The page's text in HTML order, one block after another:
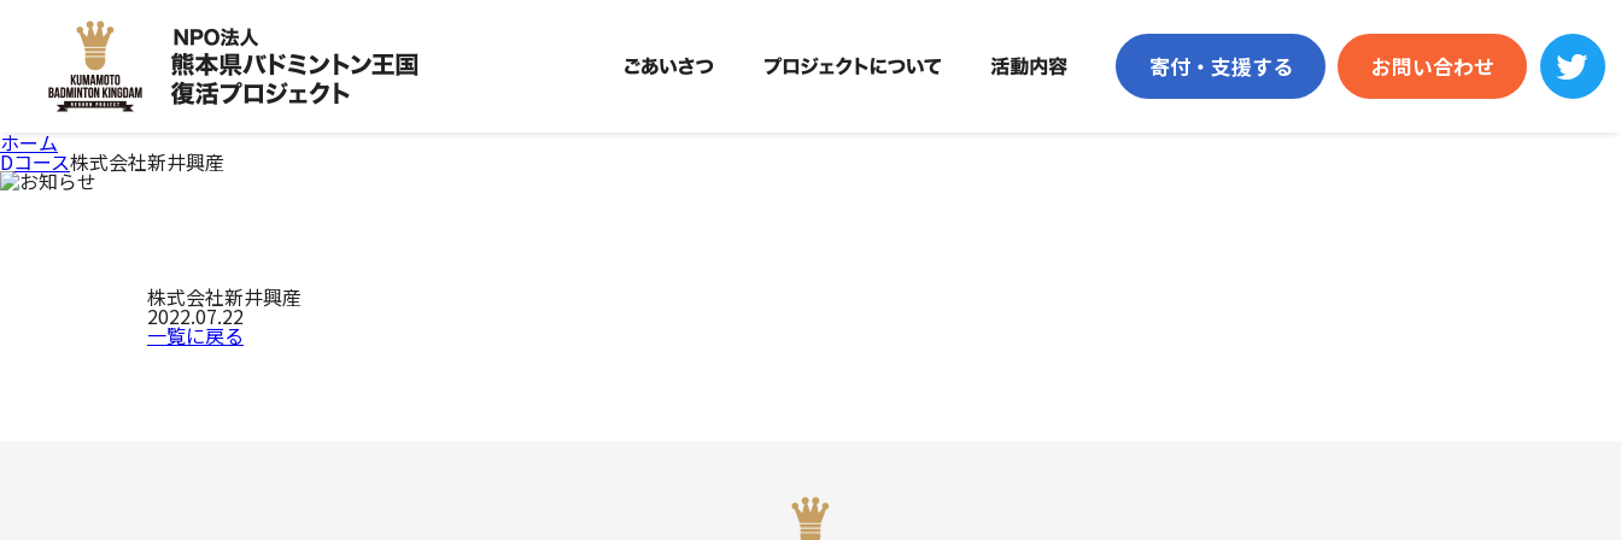
寄付・支援する お問い合わせ
ホーム
Dコース株式会社新井興産
株式会社新井興産
2022.07.22
一覧に戻る